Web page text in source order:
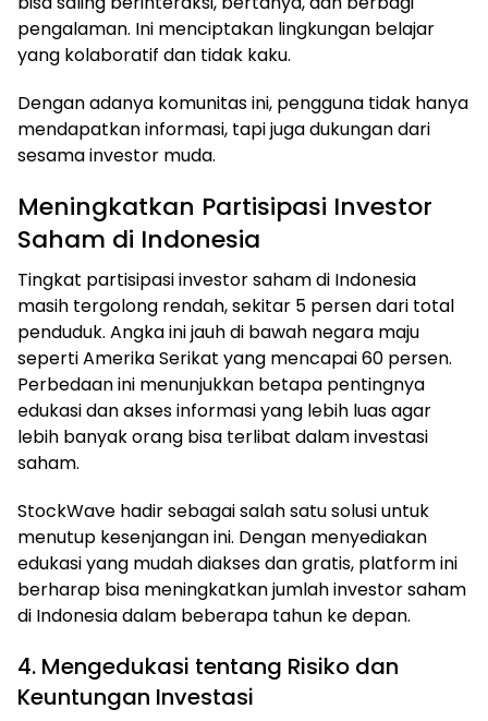
pengalaman. Ini menciptakan lingkungan belajar
yang kolaboratif dan tidak kaku.
Dengan adanya komunitas ini, pengguna tidak hanya
mendapatkan informasi, tapi juga dukungan dari
sesama investor muda.
Meningkatkan Partisipasi Investor
Saham di Indonesia
Tingkat partisipasi investor saham di Indonesia
masih tergolong rendah, sekitar 5 persen dari total
penduduk. Angka ini jauh di bawah negara maju
seperti Amerika Serikat yang mencapai 60 persen.
Perbedaan ini menunjukkan betapa pentingnya
edukasi dan akses informasi yang lebih luas agar
lebih banyak orang bisa terlibat dalam investasi
saham.
StockWave hadir sebagai salah satu solusi untuk
menutup kesenjangan ini. Dengan menyediakan
edukasi yang mudah diakses dan gratis, platform ini
berharap bisa meningkatkan jumlah investor saham
di Indonesia dalam beberapa tahun ke depan.
4. Mengedukasi tentang Risiko dan
Keuntungan Investasi